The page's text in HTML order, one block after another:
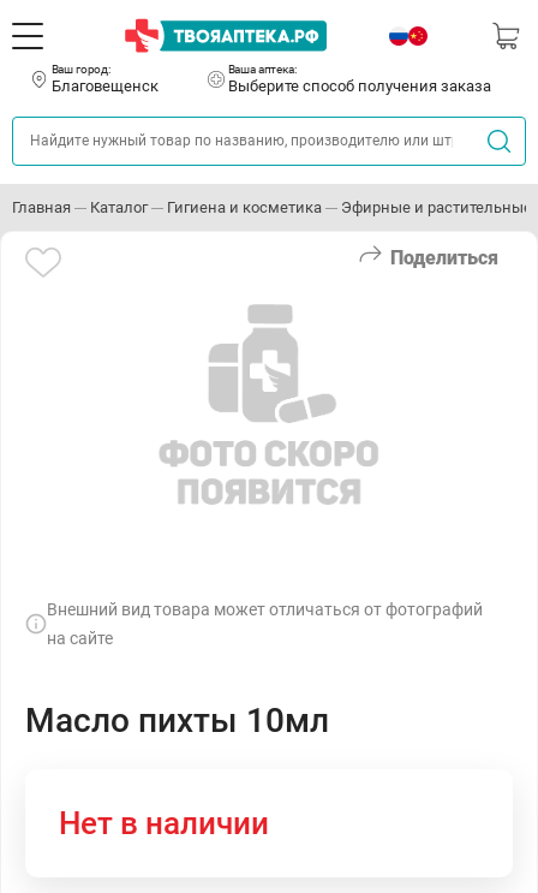
Ваш город:
Благовещенск
Ваша аптека:
Выберите способ получения заказа
Главная Каталог Гигиена и косметика Эфирные и растительные
Поделиться
Внешний вид товара может отличаться от фотографий
на сайте
Масло пихты 10мл
Нет в наличии